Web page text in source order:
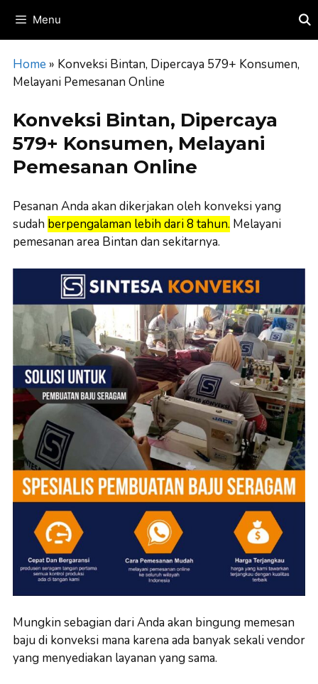
content
Menu
Home » Konveksi Bintan, Dipercaya 579+ Konsumen,
Melayani Pemesanan Online
Konveksi Bintan, Dipercaya
579+ Konsumen, Melayani
Pemesanan Online
Pesanan Anda akan dikerjakan oleh konveksi yang
sudah berpengalaman lebih dari 8 tahun. Melayani
pemesanan area Bintan dan sekitarnya.
Mungkin sebagian dari Anda akan bingung memesan
baju di konveksi mana karena ada banyak sekali vendor
yang menyediakan layanan yang sama.